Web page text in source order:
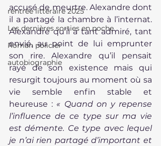
rentrée littéraire 2025
Les dernières sorties en poche
Roman policier
autobiographie
accusé de meurtre. Alexandre dont
il a partagé la chambre à l’internat.
Alexandre qu’il a tant admiré, tant
envié, au point de lui emprunter
son rire. Alexandre qu’il pensait
rayé de son existence mais qui
resurgit toujours au moment où sa
vie semble enfin stable et
heureuse : « Quand on y repense
l’influence de ce type sur ma vie
est démente. Ce type avec lequel
je n’ai rien partagé d’important et